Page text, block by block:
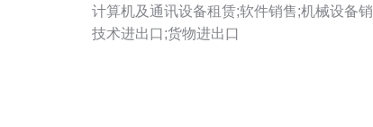
计算机及通讯设备租赁;软件销售;机械设备
技术进出口;货物进出口